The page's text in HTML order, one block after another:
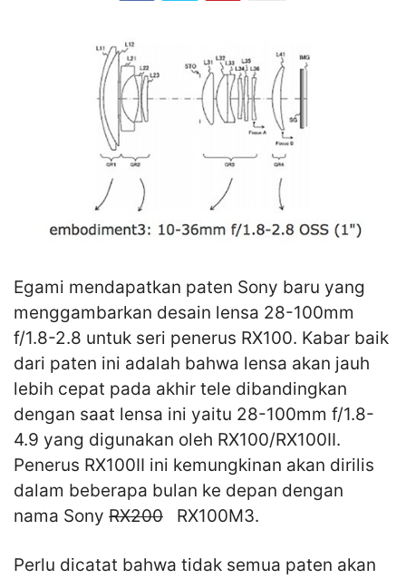
Egami mendapatkan paten Sony baru yang
menggambarkan desain lensa 28-100mm
f/1.8-2.8 untuk seri penerus RX100. Kabar baik
dari paten ini adalah bahwa lensa akan jauh
lebih cepat pada akhir tele dibandingkan
dengan saat lensa ini yaitu 28-100mm f/1.8-
4.9 yang digunakan oleh RX100/RX100II.
Penerus RX100II ini kemungkinan akan dirilis
dalam beberapa bulan ke depan dengan
nama Sony RX200 RX100M3.
Perlu dicatat bahwa tidak semua paten akan